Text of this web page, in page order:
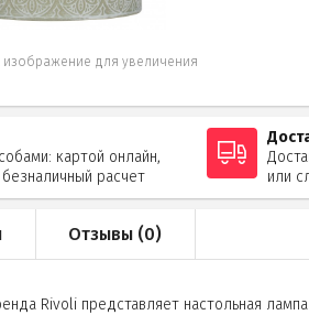
изображение для увеличения
картой онлайн,
расчет
или
Отзывы (0)
Rivoli представляет настольная